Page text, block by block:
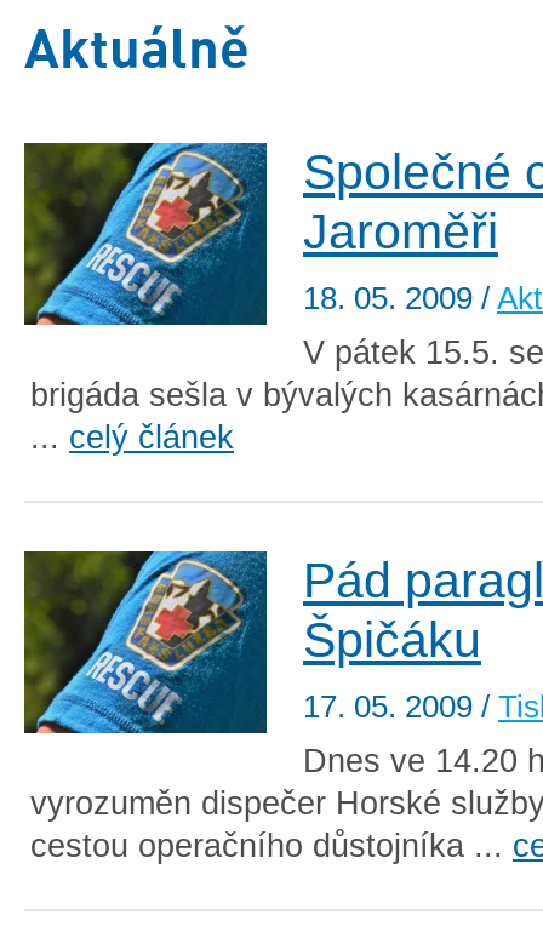
Aktuálně
Společné
Jaroměři
18. 05. 2009 /
V pátek 15.5.
brigáda sešla v bývalých
... celý článek
Pád
Špičáku
17. 05. 2009 /
Dnes ve 14.20
vyrozuměn dispečer Horské
cestou operačního důstojníka ...